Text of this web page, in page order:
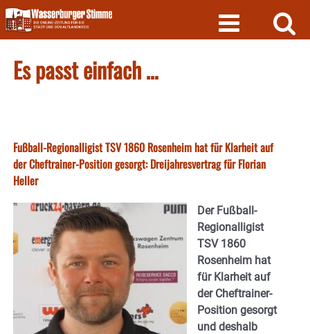
Skip
to
content
Es passt einfach …
Fußball-Regionalligist TSV 1860 Rosenheim hat für Klarheit auf
der Cheftrainer-Position gesorgt: Dreijahresvertrag für Florian
Heller
Der Fußball-
Regionalligist
TSV 1860
Rosenheim hat
für Klarheit auf
der Cheftrainer-
Position gesorgt
und deshalb